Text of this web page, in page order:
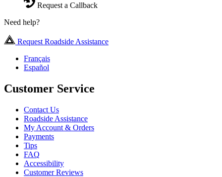
Request a Callback
Need help?
Request Roadside Assistance
Français
Español
Customer Service
Contact Us
Roadside Assistance
My Account & Orders
Payments
Tips
FAQ
Accessibility
Customer Reviews